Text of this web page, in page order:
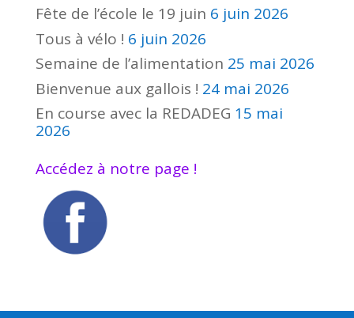
Fête de l’école le 19 juin 6 juin 2026
Tous à vélo ! 6 juin 2026
Semaine de l’alimentation 25 mai 2026
Bienvenue aux gallois ! 24 mai 2026
En course avec la REDADEG 15 mai
2026
Accédez à notre page !